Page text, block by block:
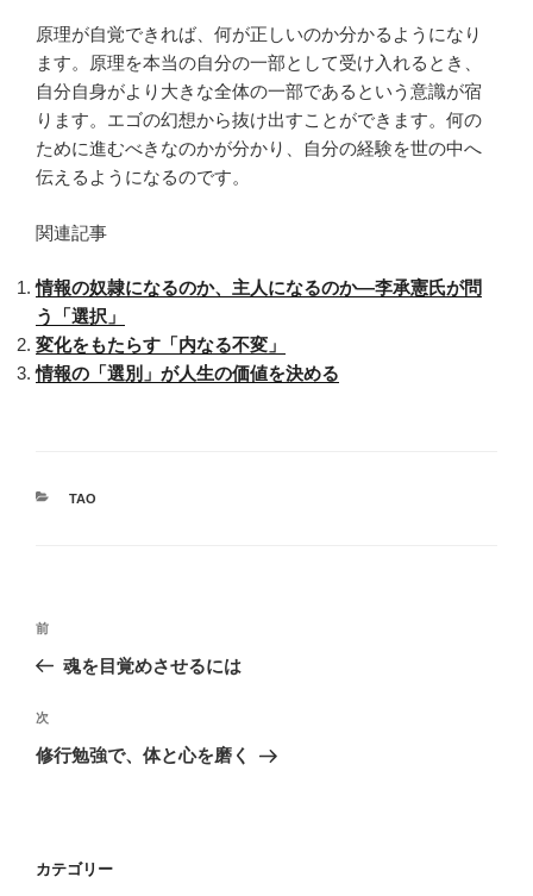
原理が自覚できれば、何が正しいのか分かるようになり
ます。原理を本当の自分の一部として受け入れるとき、
自分自身がより大きな全体の一部であるという意識が宿
ります。エゴの幻想から抜け出すことができます。何の
ために進むべきなのかが分かり、自分の経験を世の中へ
伝えるようになるのです。
関連記事
情報の奴隷になるのか、主人になるのか—李承憲氏が問
う「選択」
変化をもたらす「内なる不変」
情報の「選別」が人生の価値を決める
カ
TAO
投
ビ
ゲ
ン
前
の
稿
前
魂を目覚めさせるには
次
の
次
修行勉強で、体と心を磨く
カテゴリー